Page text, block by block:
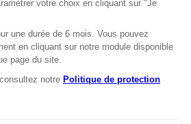
environnementales des